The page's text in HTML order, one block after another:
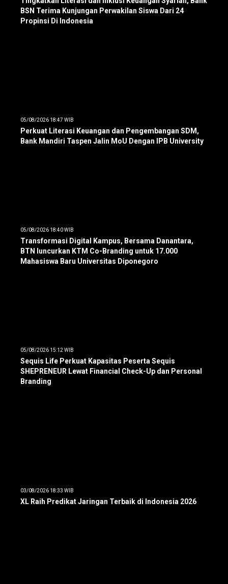
BSN Terima Kunjungan Perwakilan Siswa Dari 24
Propinsi Di Indonesia
05/08/2026 18:47 WIB
Perkuat Literasi Keuangan dan Pengembangan SDM,
Bank Mandiri Taspen Jalin MoU Dengan IPB University
05/08/2026 18:40 WIB
Transformasi Digital Kampus, Bersama Danantara,
BTN luncurkan KTM Co-Branding untuk 17.000
Mahasiswa Baru Universitas Diponegoro
05/08/2026 15:12 WIB
Sequis Life Perkuat Kapasitas Peserta Sequis
SHEPRENEUR Lewat Financial Check-Up dan Personal
Branding
03/08/2026 18:33 WIB
XL Raih Predikat Jaringan Terbaik di Indonesia 2026